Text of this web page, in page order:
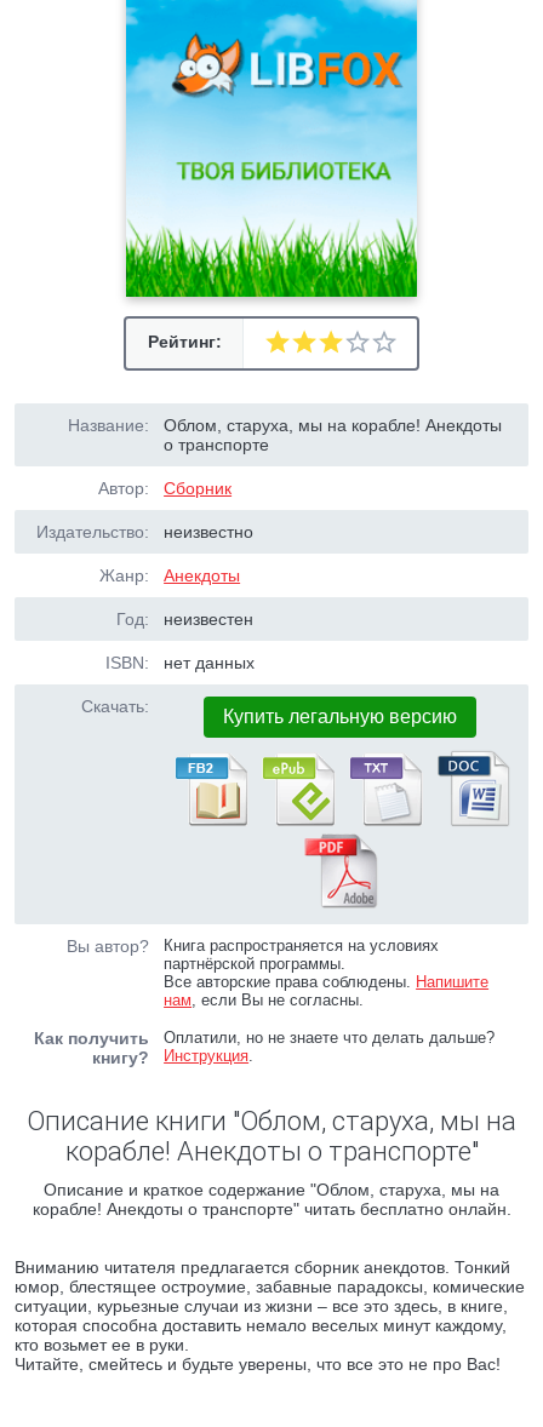
Рейтинг:
Название:
Облом, старуха, мы на корабле! Анекдоты
о транспорте
Автор: Сборник
Издательство: неизвестно
Жанр: Анекдоты
Год: неизвестен
ISBN: нет данных
Скачать: Купить легальную версию
Вы автор?
Книга распространяется на условиях
партнёрской программы.
Все авторские права соблюдены. Напишите
нам, если Вы не согласны.
Как получить
книгу?
Оплатили, но не знаете что делать дальше?
Инструкция.
Описание книги "Облом, старуха, мы на
корабле! Анекдоты о транспорте"
Описание и краткое содержание "Облом, старуха, мы на
корабле! Анекдоты о транспорте" читать бесплатно онлайн.
Вниманию читателя предлагается сборник анекдотов. Тонкий
юмор, блестящее остроумие, забавные парадоксы, комические
ситуации, курьезные случаи из жизни – все это здесь, в книге,
которая способна доставить немало веселых минут каждому,
кто возьмет ее в руки.
Читайте, смейтесь и будьте уверены, что все это не про Вас!